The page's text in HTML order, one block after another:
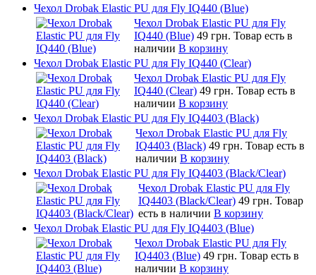
Чехол Drobak Elastic PU для Fly IQ440 (Blue)
Чехол Drobak Elastic PU для Fly
IQ440 (Blue) 49 грн. Товар есть в
наличии В корзину
Чехол Drobak Elastic PU для Fly IQ440 (Clear)
Чехол Drobak Elastic PU для Fly
IQ440 (Clear) 49 грн. Товар есть в
наличии В корзину
Чехол Drobak Elastic PU для Fly IQ4403 (Black)
Чехол Drobak Elastic PU для Fly
IQ4403 (Black) 49 грн. Товар есть в
наличии В корзину
Чехол Drobak Elastic PU для Fly IQ4403 (Black/Clear)
Чехол Drobak Elastic PU для Fly
IQ4403 (Black/Clear) 49 грн. Товар
есть в наличии В корзину
Чехол Drobak Elastic PU для Fly IQ4403 (Blue)
Чехол Drobak Elastic PU для Fly
IQ4403 (Blue) 49 грн. Товар есть в
наличии В корзину